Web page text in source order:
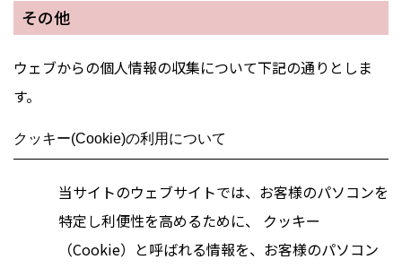
その他
ウェブからの個人情報の収集について下記の通りとしま
す。
クッキー(Cookie)の利用について
当サイトのウェブサイトでは、お客様のパソコンを
特定し利便性を高めるために、 クッキー
（Cookie）と呼ばれる情報を、お客様のパソコン